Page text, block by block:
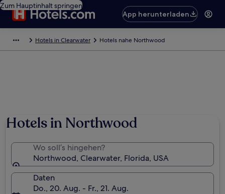
Zum Hauptinhalt springen
App herunterladen
Hotels in Clearwater Hotels nahe Northwood
Hotels in Northwood
Wo soll’s hingehen?
Northwood, Clearwater, Florida, USA
Daten
Do., 20. Aug. - Fr., 21. Aug.